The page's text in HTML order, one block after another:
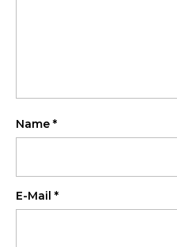
Name *
E-Mail *